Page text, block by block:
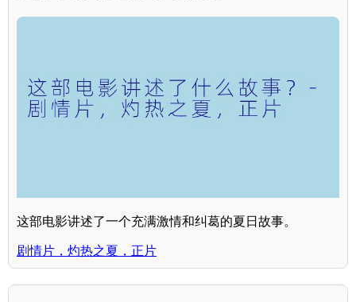
这部电影讲述了一个充满激情和纠葛的夏日故事。
剧情片，灼热之夏，正片